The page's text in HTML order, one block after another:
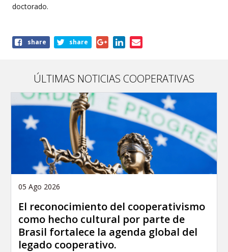
doctorado.
Shareshare share
ÚLTIMAS NOTICIAS COOPERATIVAS
05 Ago 2026
El reconocimiento del cooperativismo
como hecho cultural por parte de
Brasil fortalece la agenda global del
legado cooperativo.